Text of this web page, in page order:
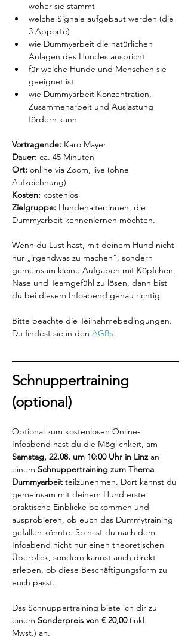
woher sie stammt
welche Signale aufgebaut werden (die
3 Apporte)
wie Dummyarbeit die natürlichen
Anlagen des Hundes anspricht
für welche Hunde und Menschen sie
geeignet ist
wie Dummyarbeit Konzentration,
Zusammenarbeit und Auslastung
fördern kann
Vortragende: Karo Mayer
Dauer: ca. 45 Minuten
Ort: online via Zoom, live (ohne
Aufzeichnung)
Kosten: kostenlos
Zielgruppe: Hundehalter:innen, die
Dummyarbeit kennenlernen möchten.
Wenn du Lust hast, mit deinem Hund nicht
nur „irgendwas zu machen“, sondern
gemeinsam kleine Aufgaben mit Köpfchen,
Nase und Teamgefühl zu lösen, dann bist
du bei diesem Infoabend genau richtig.
Bitte beachte die Teilnahmebedingungen.
Du findest sie in den AGBs.
Schnuppertraining
(optional)
Optional zum kostenlosen Online-
Infoabend hast du die Möglichkeit, am
Samstag, 22.08. um 10:00 Uhr in Linz an
einem Schnuppertraining zum Thema
Dummyarbeit teilzunehmen. Dort kannst du
gemeinsam mit deinem Hund erste
praktische Einblicke bekommen und
ausprobieren, ob euch das Dummytraining
gefallen könnte. So hast du nach dem
Infoabend nicht nur einen theoretischen
Überblick, sondern kannst auch direkt
erleben, ob diese Beschäftigungsform zu
euch passt.
Das Schnuppertraining biete ich dir zu
einem Sonderpreis von € 20,00 (inkl.
Mwst.) an.